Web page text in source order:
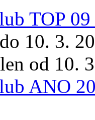
TOP 09
10. 3.
od 10.
ANO